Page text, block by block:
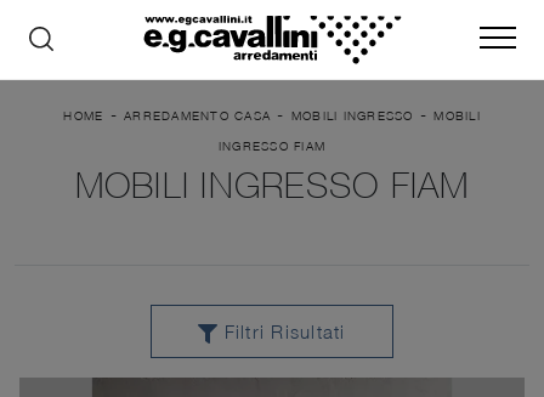
HOME - ARREDAMENTO CASA - MOBILI INGRESSO -MOBILI
INGRESSO FIAM
MOBILI INGRESSO FIAM
Filtri Risultati